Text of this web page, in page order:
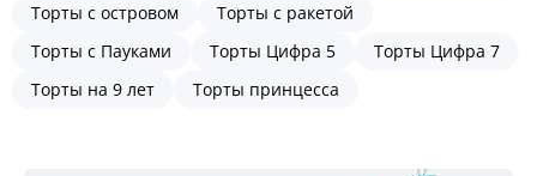
Торты с островом
Торты с ракетой
Торты с Пауками
Торты Цифра 5
Торты Цифра 7
Торты на 9 лет
Торты принцесса